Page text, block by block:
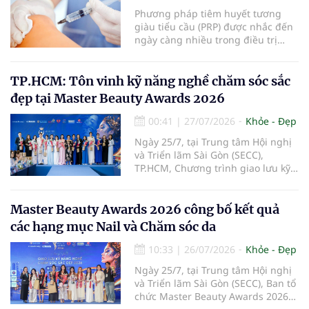
Phương pháp tiêm huyết tương
giàu tiểu cầu (PRP) được nhắc đến
ngày càng nhiều trong điều trị
chậm tiến triển bệnh. Vậy PRP hoạt
động theo cơ chế nào, mang lại
hiệu quả ra sao và những ai sẽ
phù hợp với phương pháp này?
TP.HCM: Tôn vinh kỹ năng nghề chăm sóc sắc
đẹp tại Master Beauty Awards 2026
00:41 | 27/07/2026
Khỏe - Đẹp
Ngày 25/7, tại Trung tâm Hội nghị
và Triển lãm Sài Gòn (SECC),
TP.HCM, Chương trình giao lưu kỹ
diễn ra với các hoạt động giao lưu
chuyên môn, trình diễn, đánh giá
tay nghề và trao giải cho những thí
sinh có phần thể hiện nổi bật.
Master Beauty Awards 2026 công bố kết quả
các hạng mục Nail và Chăm sóc da
10:33 | 26/07/2026
Khỏe - Đẹp
Ngày 25/7, tại Trung tâm Hội nghị
và Triển lãm Sài Gòn (SECC), Ban tổ
chức Master Beauty Awards 2026